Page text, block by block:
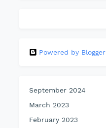
Powered by Blogger
September 2024
March 2023
February 2023